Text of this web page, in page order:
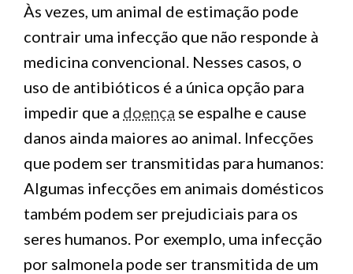
Às vezes, um animal de estimação pode
contrair uma infecção que não responde à
medicina convencional. Nesses casos, o
uso de antibióticos é a única opção para
impedir que a doença se espalhe e cause
danos ainda maiores ao animal. Infecções
que podem ser transmitidas para humanos:
Algumas infecções em animais domésticos
também podem ser prejudiciais para os
seres humanos. Por exemplo, uma infecção
por salmonela pode ser transmitida de um